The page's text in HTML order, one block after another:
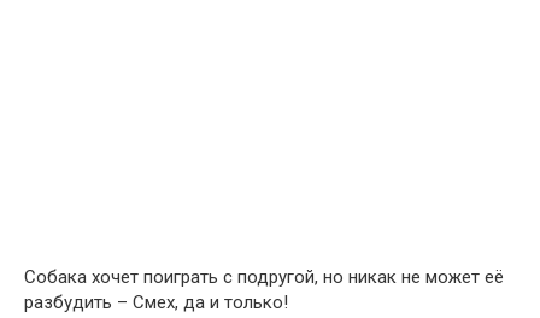
Собака хочет поиграть с подругой, но никак не может её
разбудить – Смех, да и только!